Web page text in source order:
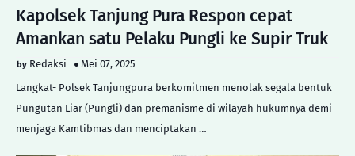
Kapolsek Tanjung Pura Respon cepat
Amankan satu Pelaku Pungli ke Supir Truk
Redaksi
Mei 07, 2025
Langkat- Polsek Tanjungpura berkomitmen menolak segala bentuk
Pungutan Liar (Pungli) dan premanisme di wilayah hukumnya demi
menjaga Kamtibmas dan menciptakan …